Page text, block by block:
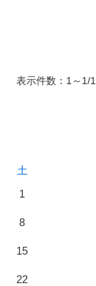
表示件数：1～1/1
土
1
8
15
22